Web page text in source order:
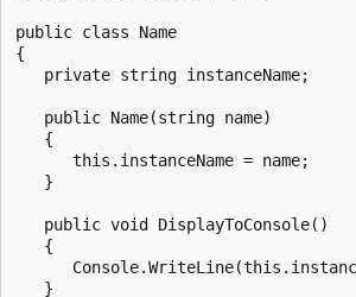
public class Name
{
   private string instanceName;
   public Name(string name)
   {
      this.instanceName = name;
   }
   public void DisplayToConsole()
   {
   }